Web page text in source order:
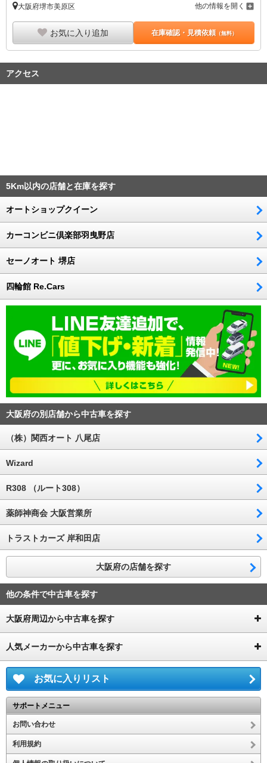
大阪府堺市美原区 他の情報を開く
お気に入り追加 在庫確認・見積依頼（無料）
アクセス
5Km以内の店舗と在庫を探す
オートショップクイーン
カーコンビニ倶楽部羽曳野店
セーノオート 堺店
四輪館 Re.Cars
大阪府の別店舗から中古車を探す
（株）関西オート 八尾店
Wizard
R308 （ルート308）
薬師神商会 大阪営業所
トラストカーズ 岸和田店
大阪府の店舗を探す
他の条件で中古車を探す
大阪府周辺から中古車を探す
人気メーカーから中古車を探す
お気に入りリスト
サポートメニュー
お問い合わせ
利用規約